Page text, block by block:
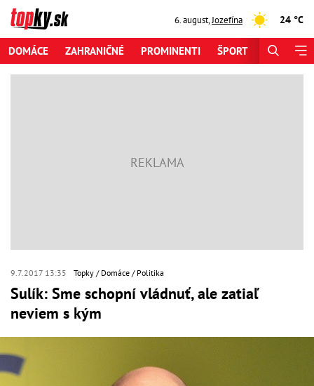
6. august,Jozefína 24 °C
DOMÁCE ZAHRANIČNÉ PROMINENTI ŠPORT
9.7.2017 13:35 Topky Domáce Politika
Sulík: Sme schopní vládnuť, ale zatiaľ
neviem s kým